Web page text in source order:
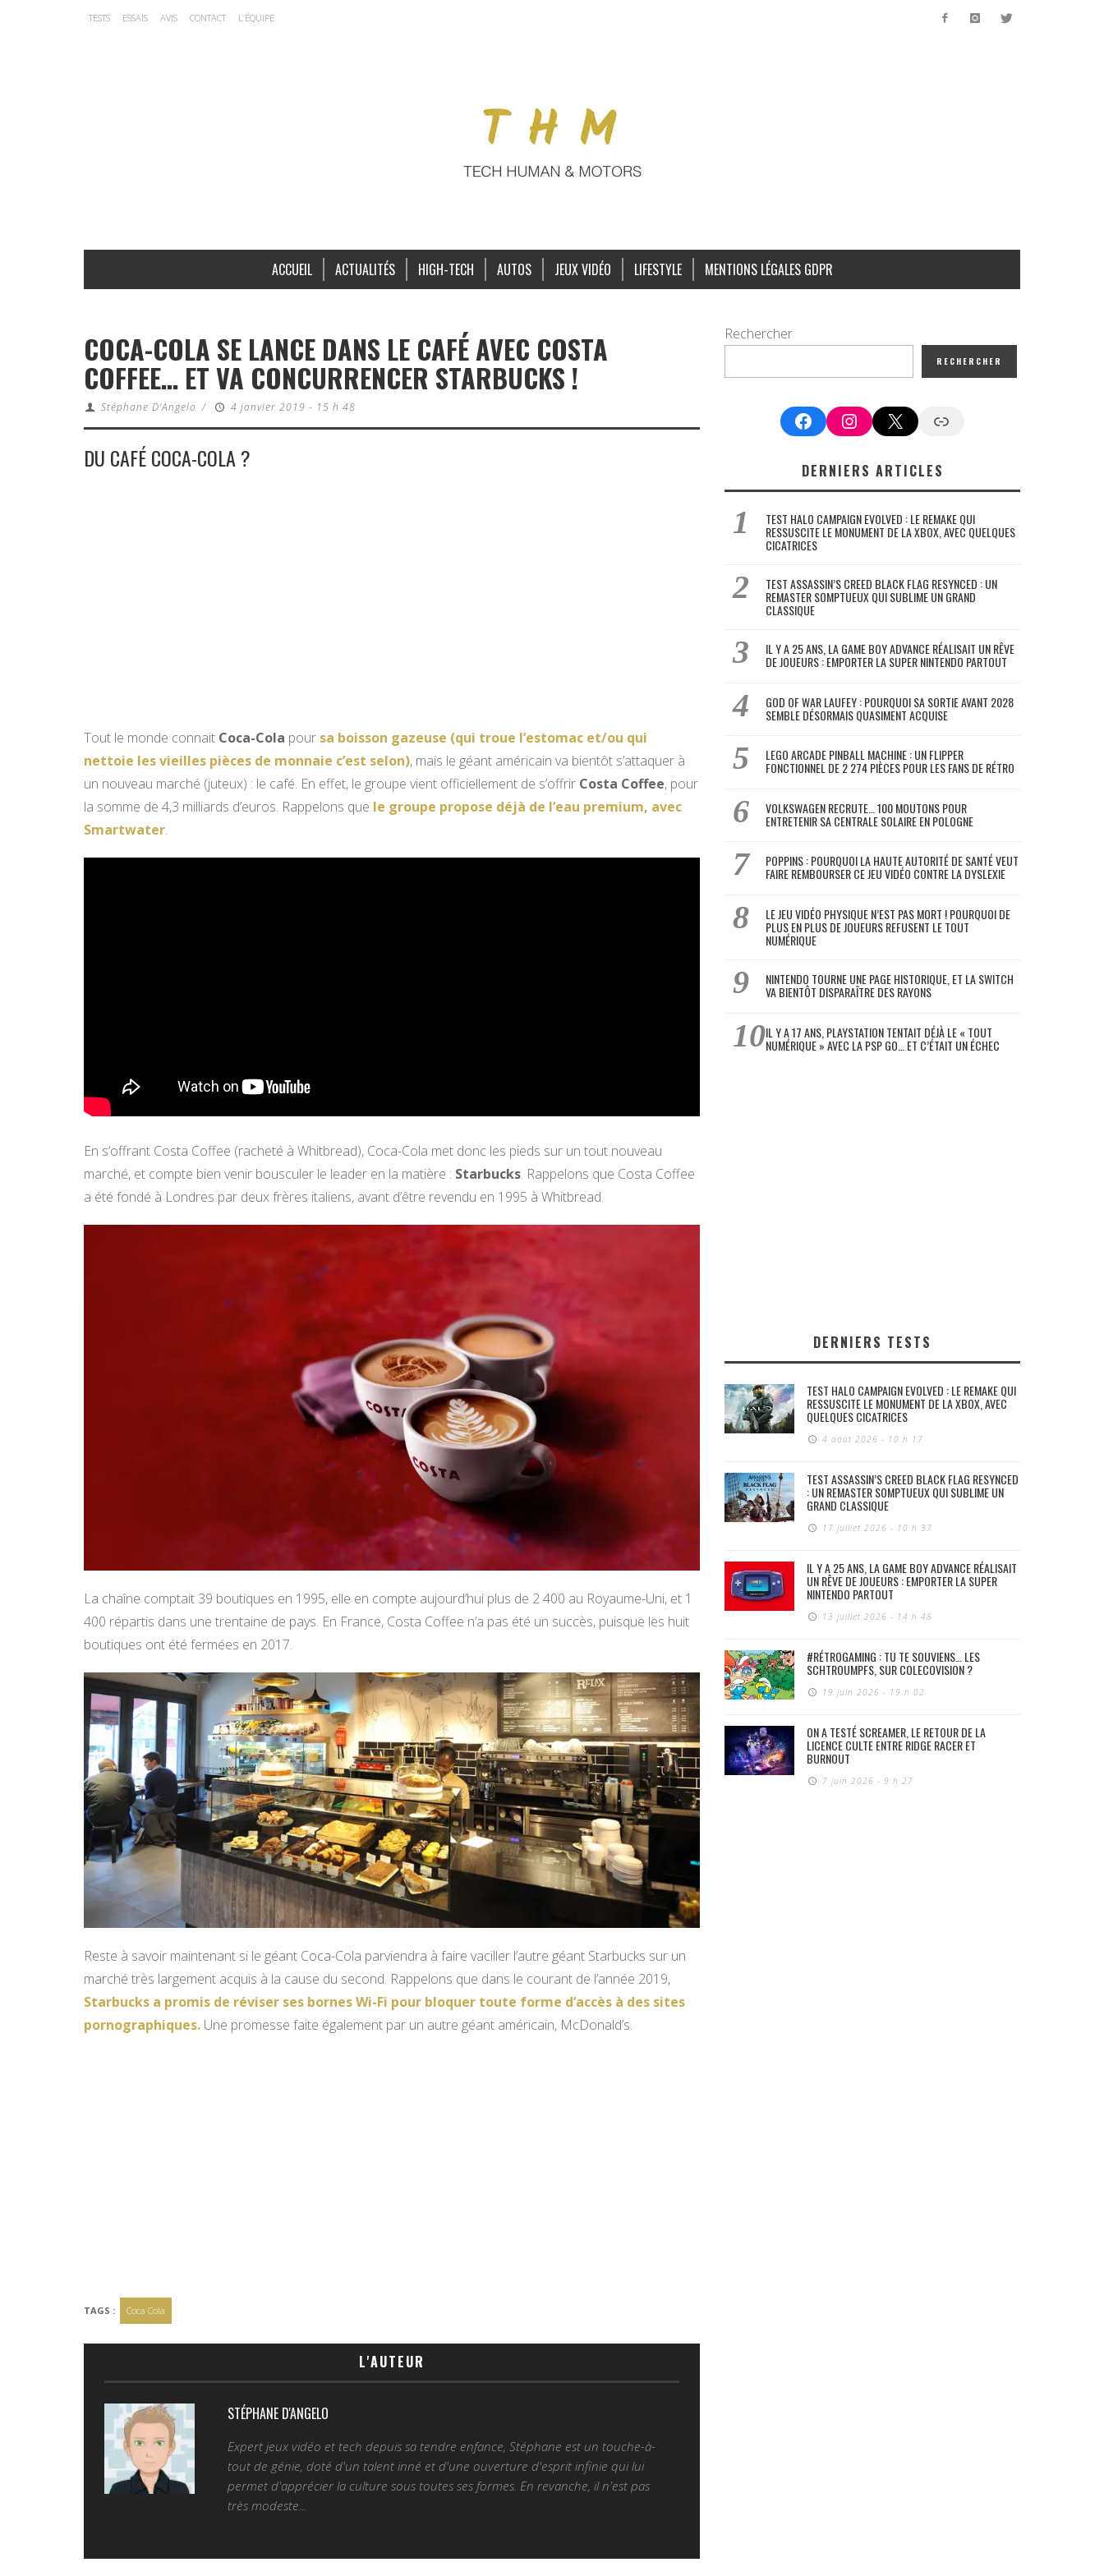
TESTS ESSAIS AVIS CONTACT L’ÉQUIPE
ACCUEIL ACTUALITÉS HIGH-TECH AUTOS JEUX VIDÉO LIFESTYLE MENTIONS LÉGALES GDPR
COCA-COLA SE LANCE DANS LE CAFÉ AVEC COSTA
COFFEE… ET VA CONCURRENCER STARBUCKS !
Stéphane D'Angelo / 4 janvier 2019 - 15 h 48
DU CAFÉ COCA-COLA ?
Tout le monde connait Coca-Cola pour sa boisson gazeuse (qui troue l’estomac et/ou qui
nettoie les vieilles pièces de monnaie c’est selon), mais le géant américain va bientôt s’attaquer à
un nouveau marché (juteux) : le café. En effet, le groupe vient officiellement de s’offrir Costa Coffee, pour
la somme de 4,3 milliards d’euros. Rappelons que le groupe propose déjà de l’eau premium, avec
Smartwater.
En s’offrant Costa Coffee (racheté à Whitbread), Coca-Cola met donc les pieds sur un tout nouveau
marché, et compte bien venir bousculer le leader en la matière : Starbucks. Rappelons que Costa Coffee
a été fondé à Londres par deux frères italiens, avant d’être revendu en 1995 à Whitbread.
La chaîne comptait 39 boutiques en 1995, elle en compte aujourd’hui plus de 2 400 au Royaume-Uni, et 1
400 répartis dans une trentaine de pays. En France, Costa Coffee n’a pas été un succès, puisque les huit
boutiques ont été fermées en 2017.
Reste à savoir maintenant si le géant Coca-Cola parviendra à faire vaciller l’autre géant Starbucks sur un
marché très largement acquis à la cause du second. Rappelons que dans le courant de l’année 2019,
Starbucks a promis de réviser ses bornes Wi-Fi pour bloquer toute forme d’accès à des sites
pornographiques. Une promesse faite également par un autre géant américain, McDonald’s.
TAGS : Coca Cola
L'AUTEUR
STÉPHANE D'ANGELO
Expert jeux vidéo et tech depuis sa tendre enfance, Stéphane est un touche-à-
tout de génie, doté d'un talent inné et d'une ouverture d'esprit infinie qui lui
permet d'apprécier la culture sous toutes ses formes. En revanche, il n'est pas
très modeste...
Rechercher
RECHERCHER
FacebookInstagram
X Google News
DERNIERS ARTICLES
TEST HALO CAMPAIGN EVOLVED : LE REMAKE QUI
RESSUSCITE LE MONUMENT DE LA XBOX, AVEC QUELQUES
CICATRICES
TEST ASSASSIN’S CREED BLACK FLAG RESYNCED : UN
REMASTER SOMPTUEUX QUI SUBLIME UN GRAND
CLASSIQUE
IL Y A 25 ANS, LA GAME BOY ADVANCE RÉALISAIT UN RÊVE
DE JOUEURS : EMPORTER LA SUPER NINTENDO PARTOUT
GOD OF WAR LAUFEY : POURQUOI SA SORTIE AVANT 2028
SEMBLE DÉSORMAIS QUASIMENT ACQUISE
LEGO ARCADE PINBALL MACHINE : UN FLIPPER
FONCTIONNEL DE 2 274 PIÈCES POUR LES FANS DE RÉTRO
VOLKSWAGEN RECRUTE… 100 MOUTONS POUR
ENTRETENIR SA CENTRALE SOLAIRE EN POLOGNE
POPPINS : POURQUOI LA HAUTE AUTORITÉ DE SANTÉ VEUT
FAIRE REMBOURSER CE JEU VIDÉO CONTRE LA DYSLEXIE
LE JEU VIDÉO PHYSIQUE N’EST PAS MORT ! POURQUOI DE
PLUS EN PLUS DE JOUEURS REFUSENT LE TOUT
NUMÉRIQUE
NINTENDO TOURNE UNE PAGE HISTORIQUE, ET LA SWITCH
VA BIENTÔT DISPARAÎTRE DES RAYONS
IL Y A 17 ANS, PLAYSTATION TENTAIT DÉJÀ LE « TOUT
NUMÉRIQUE » AVEC LA PSP GO… ET C’ÉTAIT UN ÉCHEC
DERNIERS TESTS
TEST HALO CAMPAIGN EVOLVED : LE REMAKE QUI
RESSUSCITE LE MONUMENT DE LA XBOX, AVEC
QUELQUES CICATRICES
4 août 2026 - 10 h 17
TEST ASSASSIN’S CREED BLACK FLAG RESYNCED
: UN REMASTER SOMPTUEUX QUI SUBLIME UN
GRAND CLASSIQUE
17 juillet 2026 - 10 h 37
IL Y A 25 ANS, LA GAME BOY ADVANCE RÉALISAIT
UN RÊVE DE JOUEURS : EMPORTER LA SUPER
NINTENDO PARTOUT
13 juillet 2026 - 14 h 48
#RÉTROGAMING : TU TE SOUVIENS… LES
SCHTROUMPFS, SUR COLECOVISION ?
19 juin 2026 - 19 h 02
ON A TESTÉ SCREAMER, LE RETOUR DE LA
LICENCE CULTE ENTRE RIDGE RACER ET
BURNOUT
7 juin 2026 - 9 h 27